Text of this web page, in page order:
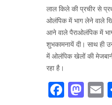
लाल किले की प्रचीर से
ओलंपिक में भाग लेने वाले
आने वाले पैराओलंपिक में
शुभकामनायें दी। साथ ही
में ओलंपिक खेलों की
रहा है।